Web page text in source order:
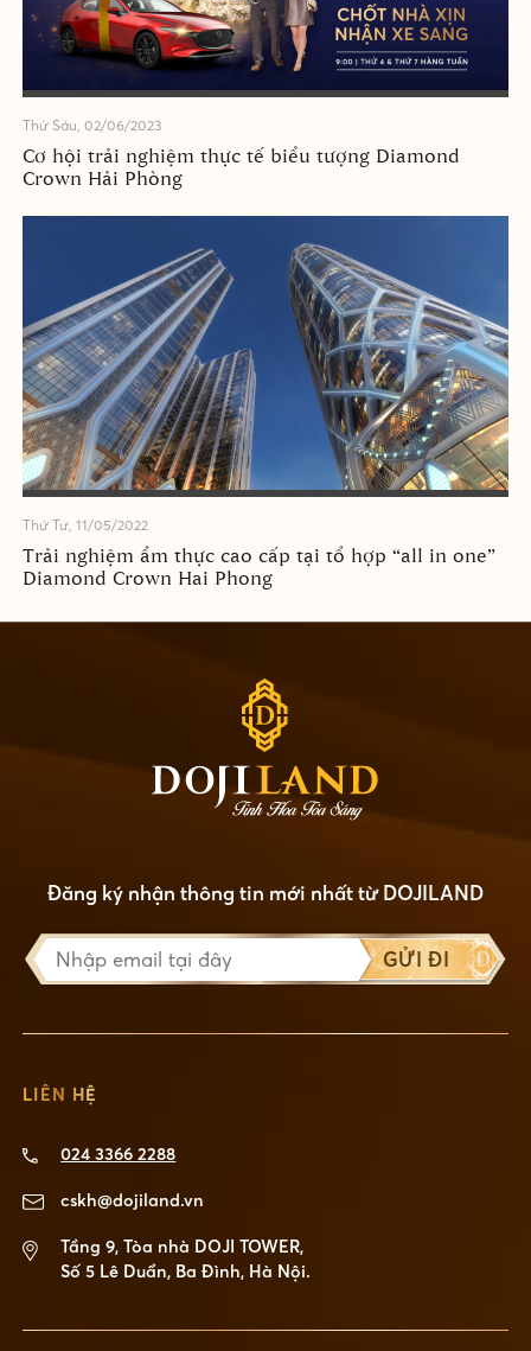
Thứ Sáu, 02/06/2023
Cơ hội trải nghiệm thực tế biểu tượng Diamond
Crown Hải Phòng
Thứ Tư, 11/05/2022
Trải nghiệm ẩm thực cao cấp tại tổ hợp “all in one”
Diamond Crown Hai Phong
LIÊN HỆ
024 3366 2288
cskh@dojiland.vn
Tầng 9, Tòa nhà DOJI TOWER,
Số 5 Lê Duẩn, Ba Đình, Hà Nội.
Đăng ký nhận thông tin mới nhất từ DOJILAND
GỬI ĐI